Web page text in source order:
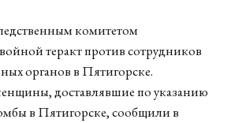
комитетом
теракт против сотрудников
органов в Пятигорске.
доставлявшие по указанию
в Пятигорске, сообщили в